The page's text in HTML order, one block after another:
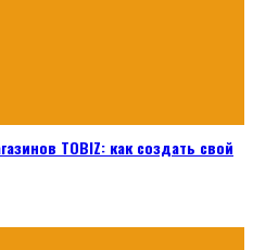
TOBIZ: как создать свой